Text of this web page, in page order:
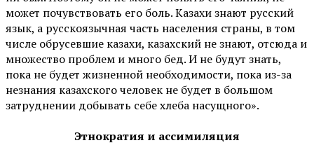
может почувствовать его боль. Казахи знают русский
язык, а русскоязычная часть населения страны, в том
числе обрусевшие казахи, казахский не знают, отсюда и
множество проблем и много бед. И не будут знать,
пока не будет жизненной необходимости, пока из-за
незнания казахского человек не будет в большом
затруднении добывать себе хлеба насущного».
Этнократия и ассимиляция